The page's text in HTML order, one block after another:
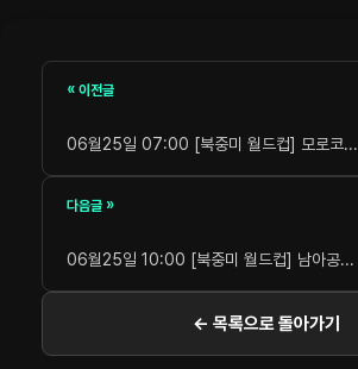
« 이전글
06월25일 07:00 [북중미 월드컵] 모로코...
다음글 »
06월25일 10:00 [북중미 월드컵] 남아공...
← 목록으로 돌아가기